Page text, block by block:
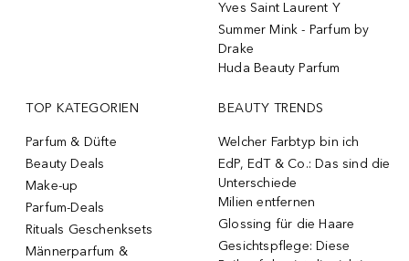
Yves Saint Laurent Y
Summer Mink - Parfum by
Drake
Huda Beauty Parfum
TOP KATEGORIEN
Parfum & Düfte
Beauty Deals
Make-up
Parfum-Deals
Rituals Geschenksets
Männerparfum &
BEAUTY TRENDS
Welcher Farbtyp bin ich
EdP, EdT & Co.: Das sind die
Unterschiede
Milien entfernen
Glossing für die Haare
Gesichtspflege: Diese